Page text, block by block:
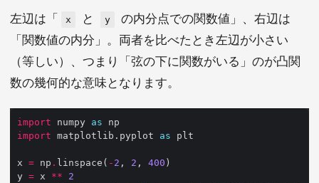
左辺は「 x と y
の内分点での関数値」、右辺は
「関数値の内分」。両者を比べたとき左辺が小さい
（等しい）、つまり「弦の下に関数がいる」のが凸関
数の幾何的な意味となります。
import numpy as
import matplotlib.pyplot as
x = np . linspace( - 2 , 2 , 400
y = x **
2